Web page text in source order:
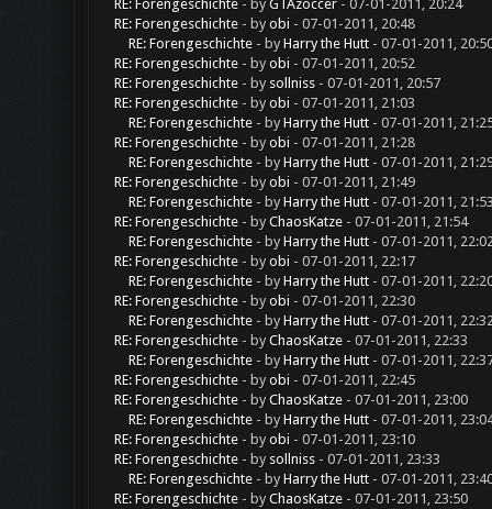
RE: Forengeschichte - byGTAzoccer- 07-01-2011, 20:24
RE: Forengeschichte - byobi- 07-01-2011, 20:48
RE: Forengeschichte - byHarry the Hutt- 07-01-2011,
RE: Forengeschichte - byobi- 07-01-2011, 20:52
RE: Forengeschichte - by sollniss- 07-01-2011, 20:57
RE: Forengeschichte - byobi- 07-01-2011, 21:03
RE: Forengeschichte - byHarry the Hutt- 07-01-2011,
RE: Forengeschichte - byobi- 07-01-2011, 21:28
RE: Forengeschichte - byHarry the Hutt- 07-01-2011,
RE: Forengeschichte - byobi- 07-01-2011, 21:49
RE: Forengeschichte - byHarry the Hutt- 07-01-2011, 21:53
RE: Forengeschichte - byChaosKatze- 07-01-2011, 21:54
RE: Forengeschichte - byHarry the Hutt- 07-01-2011,
RE: Forengeschichte - byobi- 07-01-2011, 22:17
RE: Forengeschichte - byHarry the Hutt- 07-01-2011,
RE: Forengeschichte - byobi- 07-01-2011, 22:30
RE: Forengeschichte - byHarry the Hutt- 07-01-2011,
RE: Forengeschichte - byChaosKatze- 07-01-2011, 22:33
RE: Forengeschichte - byHarry the Hutt- 07-01-2011,
RE: Forengeschichte - byobi- 07-01-2011, 22:45
RE: Forengeschichte - byChaosKatze- 07-01-2011, 23:00
RE: Forengeschichte - byHarry the Hutt- 07-01-2011,
RE: Forengeschichte - byobi- 07-01-2011, 23:10
RE: Forengeschichte - by sollniss- 07-01-2011, 23:33
RE: Forengeschichte - byHarry the Hutt- 07-01-2011,
RE: Forengeschichte - byChaosKatze- 07-01-2011, 23:50